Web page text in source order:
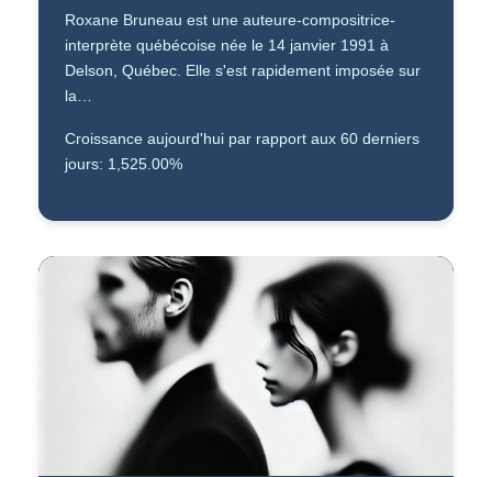
Roxane Bruneau est une auteure-compositrice-
interprète québécoise née le 14 janvier 1991 à
Delson, Québec. Elle s'est rapidement imposée sur
la…
Croissance aujourd'hui par rapport aux 60 derniers
jours: 1,525.00%